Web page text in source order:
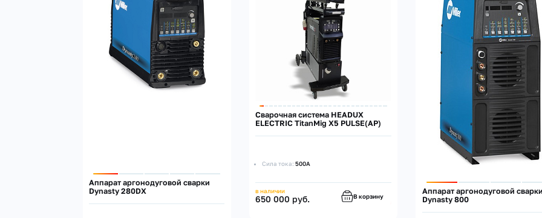
Аппарат аргонодуговой сварки
Dynasty 280DX
Cварочная система HEADUX
ELECTRIC TitanMig X5 PULSE(AP)
Сила тока: 500А
в наличии
650 000 руб. В корзину
Аппарат аргонодуговой сварки
Dynasty 800